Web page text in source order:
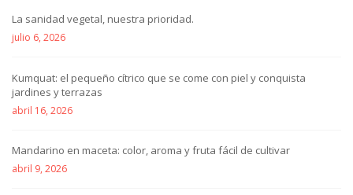
La sanidad vegetal, nuestra prioridad.
julio 6, 2026
Kumquat: el pequeño cítrico que se come con piel y conquista
jardines y terrazas
abril 16, 2026
Mandarino en maceta: color, aroma y fruta fácil de cultivar
abril 9, 2026